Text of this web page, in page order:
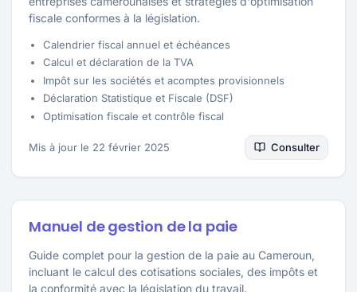
fiscale conformes à la législation.
Calendrier fiscal annuel et échéances
Calcul et déclaration de la TVA
Impôt sur les sociétés et acomptes provisionnels
Déclaration Statistique et Fiscale (DSF)
Optimisation fiscale et contrôle fiscal
Mis à jour le 22 février 2025 Consulter
Manuel de gestion de la paie
Guide complet pour la gestion de la paie au Cameroun,
incluant le calcul des cotisations sociales, des impôts et
la conformité avec la législation du travail.